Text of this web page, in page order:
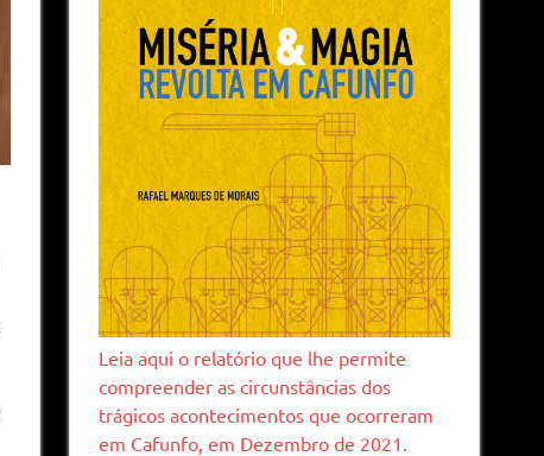
Leia aqui o relatório que lhe permite
compreender as circunstâncias dos
trágicos acontecimentos que ocorreram
em Cafunfo, em Dezembro de 2021.